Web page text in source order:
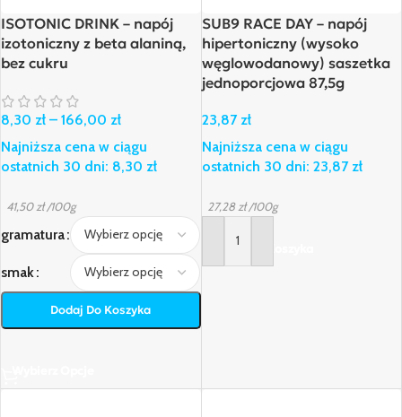
ISOTONIC DRINK – napój
izotoniczny z beta alaniną,
bez cukru
8,30 zł – 166,00 zł
Najniższa cena w ciągu
ostatnich 30 dni: 8,30 zł
41,50zł /100g
gramatura
smak
Dodaj Do Koszyka
SUB9 RACE DAY – napój
hipertoniczny (wysoko
węglowodanowy) saszetka
jednoporcjowa 87,5g
23,87 zł
Najniższa cena w ciągu
ostatnich 30 dni: 23,87 zł
27,28zł /100g
Dodaj Do Koszyka